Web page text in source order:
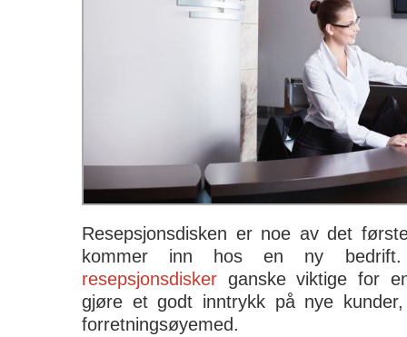
Resepsjonsdisken er noe av det
kommer inn hos en ny
resepsjonsdisker ganske viktige for
gjøre et godt inntrykk på nye
forretningsøyemed.